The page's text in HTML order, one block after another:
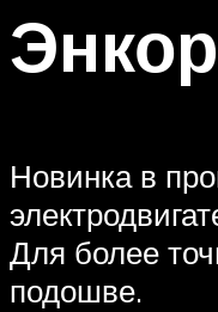
Новинка в
Для более
подошве.